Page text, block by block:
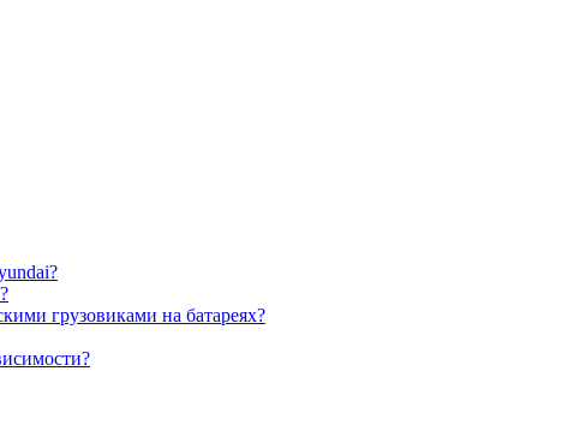
грузовиками на батареях?